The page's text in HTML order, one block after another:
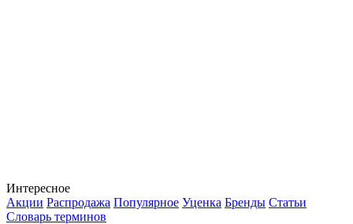
Интересное
Акции Распродажа Популярное Уценка Бренды Статьи
Словарь терминов